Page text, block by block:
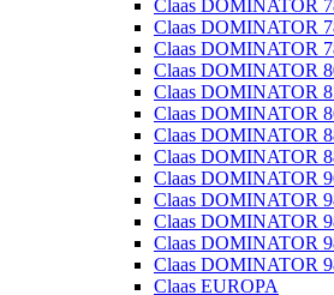
Claas DOMINATOR
Claas DOMINATOR
Claas DOMINATOR
Claas DOMINATOR
Claas DOMINATOR
Claas DOMINATOR
Claas DOMINATOR
Claas DOMINATOR
Claas DOMINATOR
Claas DOMINATOR
Claas DOMINATOR
Claas DOMINATOR
Claas DOMINATOR
Claas EUROPA